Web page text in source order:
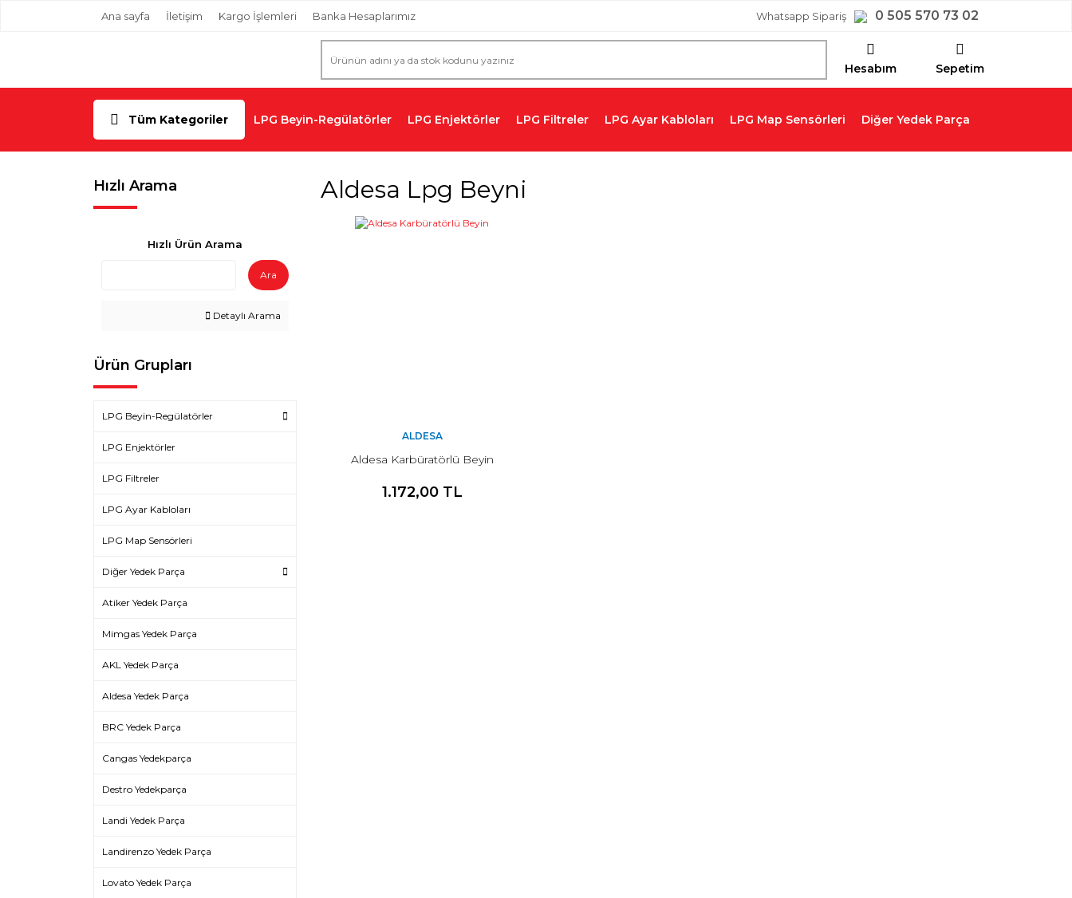
Ana sayfa İletişim Kargo İşlemleri Banka Hesaplarımız Whatsapp Sipariş 0 505 570 73 02
Hesabım Sepetim
Tüm Kategoriler LPG Beyin-Regülatörler LPG Enjektörler LPG Filtreler LPG Ayar Kabloları LPG Map Sensörleri Diğer Yedek Parça
Hızlı Arama
Hızlı Ürün Arama
Ara
Detaylı Arama
Ürün Grupları
LPG Beyin-Regülatörler
LPG Enjektörler
LPG Filtreler
LPG Ayar Kabloları
LPG Map Sensörleri
Diğer Yedek Parça
Atiker Yedek Parça
Mimgas Yedek Parça
AKL Yedek Parça
Aldesa Yedek Parça
BRC Yedek Parça
Cangas Yedekparça
Destro Yedekparça
Landi Yedek Parça
Landirenzo Yedek Parça
Lovato Yedek Parça
Aldesa Lpg Beyni
ALDESA
Aldesa Karbüratörlü Beyin
1.172,00 TL